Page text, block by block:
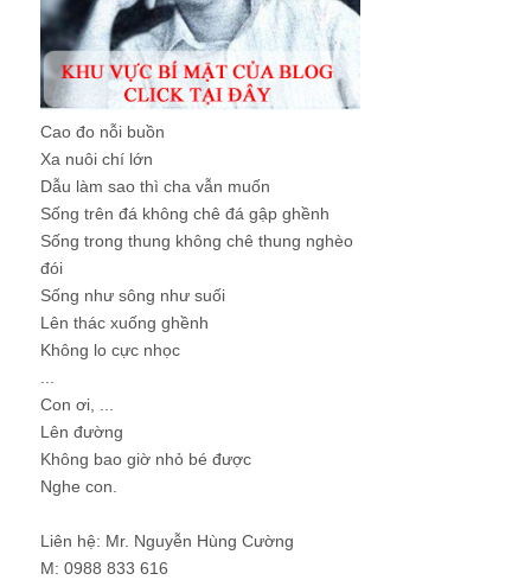
Cao đo nỗi buồn
Xa nuôi chí lớn
Dẫu làm sao thì cha vẫn muốn
Sống trên đá không chê đá gập ghềnh
Sống trong thung không chê thung nghèo
đói
Sống như sông như suối
Lên thác xuống ghềnh
Không lo cực nhọc
...
Con ơi, ...
Lên đường
Không bao giờ nhỏ bé được
Nghe con.
Liên hệ: Mr. Nguyễn Hùng Cường
M: 0988 833 616